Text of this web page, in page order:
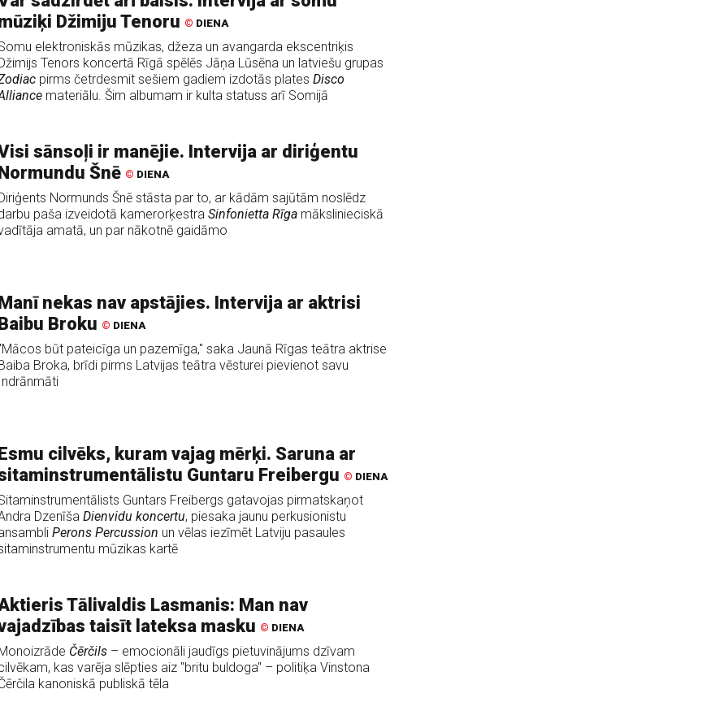
Džimiju Tenoru © DIENA
elektroniskās mūzikas, džeza un avangarda ekscentriķis
Tenors koncertā Rīgā spēlēs Jāņa Lūsēna un latviešu grupas
pirms četrdesmit sešiem gadiem izdotās plates Disco
materiālu. Šim albumam ir kulta statuss arī Somijā
sānsoļi ir manējie. Intervija ar diriģentu
Šnē © DIENA
Normunds Šnē stāsta par to, ar kādām sajūtām noslēdz
paša izveidotā kamerorķestra Sinfonietta Rīgamākslinieciskā
amatā, un par nākotnē gaidāmo
nekas nav apstājies. Intervija ar aktrisi
Broku © DIENA
būt pateicīga un pazemīga," saka Jaunā Rīgas teātra aktrise
Broka, brīdi pirms Latvijas teātra vēsturei pievienot savu
cilvēks, kuram vajag mērķi. Saruna ar
Guntaru Freibergu © DIENA
Guntars Freibergs gatavojas pirmatskaņot
Dzenīša Dienvidu koncertu, piesaka jaunu perkusionistu
Perons Percussion un vēlas iezīmēt Latviju pasaules
mūzikas kartē
Tālivaldis Lasmanis: Man nav
taisīt lateksa masku © DIENA
Čērčils– emocionāli jaudīgs pietuvinājums dzīvam
kas varēja slēpties aiz "britu buldoga" – politiķa Vinstona
kanoniskā publiskā tēla